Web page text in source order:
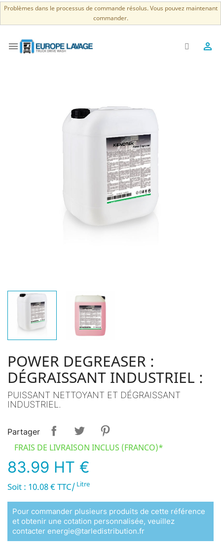
Problèmes dans le processus de commande résolus. Vous pouvez maintenant
commander.
 
POWER DEGREASER :
DÉGRAISSANT INDUSTRIEL :
PUISSANT NETTOYANT ET DÉGRAISSANT
INDUSTRIEL.
Partager
FRAIS DE LIVRAISON INCLUS (FRANCO)*
83.99 HT €
Soit : 10.08 € TTC/ Litre
Pour commander plusieurs produits de cette référence
et obtenir une cotation personnalisée, veuillez
contacter energie@tarledistribution.fr